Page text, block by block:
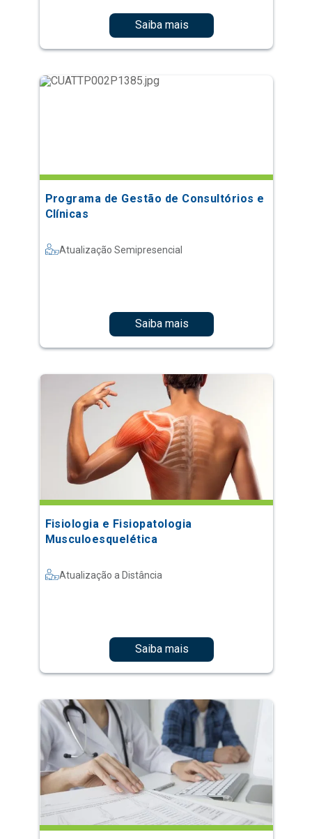
Saiba mais
Programa de Gestão de Consultórios e
Clínicas
Atualização Semipresencial
Saiba mais
Fisiologia e Fisiopatologia
Musculoesquelética
Atualização a Distância
Saiba mais